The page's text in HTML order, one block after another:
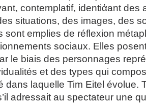
contemplatif, identiἀant des
situations, des images, des
sont emplies de réflexion
sociaux. Elles
le biais des personnages
et des types qui
dans laquelle Tim Eitel évolue.
adressait au spectateur une